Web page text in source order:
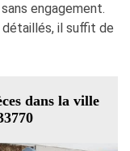
engagement.
détaillés, il suffit de
dans la ville